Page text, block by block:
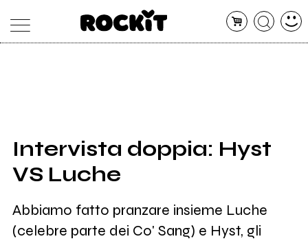
SHOP
RADIO
Intervista doppia: Hyst
VS Luche
Abbiamo fatto pranzare insieme Luche
(celebre parte dei Co' Sang) e Hyst, gli